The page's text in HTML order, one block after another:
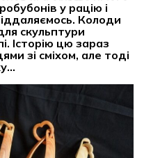
у рацію і
Колоди
скульптури
Історію цю зараз
зі сміхом, але тоді